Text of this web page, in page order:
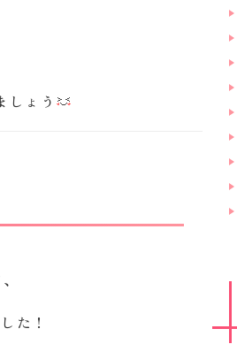
しょう
た！